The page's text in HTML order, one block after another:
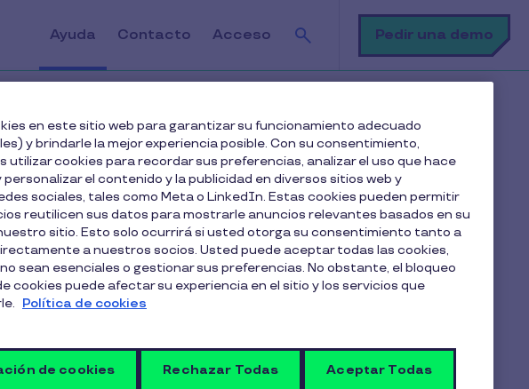
Ayuda Contacto Acceso
Buscar
Pedir una demo
Artículos en esta categoría
Gestión de beneficios a
¿Cómo funciona el beneficio de
en este sitio web para garantizar su funcionamiento adecuado
y brindarle la mejor experiencia posible. Con su consentimiento,
utilizar cookies para recordar sus preferencias, analizar el uso que hace
el contenido y la publicidad en diversos sitios web y
sociales, tales como Meta o LinkedIn. Estas cookies pueden permitir
reutilicen sus datos para mostrarle anuncios relevantes basados en su
sitio. Esto solo ocurrirá si usted otorga su consentimiento tanto a
a nuestros socios. Usted puede aceptar todas las cookies,
sean esenciales o gestionar sus preferencias. No obstante, el bloqueo
cookies puede afectar su experiencia en el sitio y los servicios que
Política de cookies
de cookies Rechazar Todas Aceptar Todas